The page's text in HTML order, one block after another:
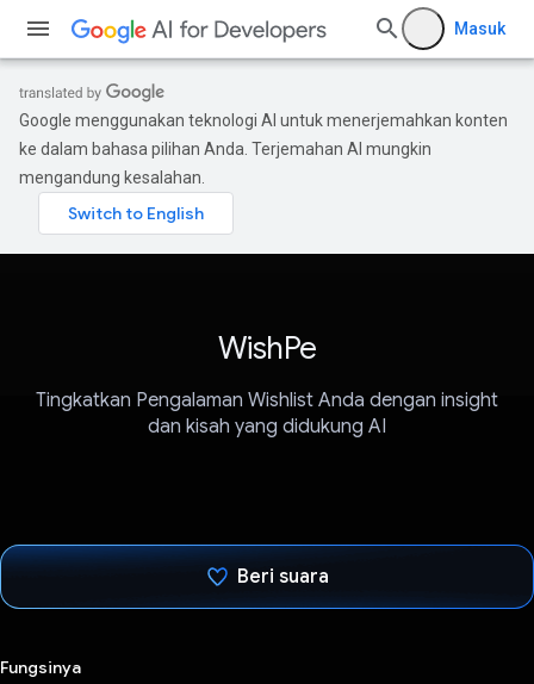
Masuk
Google menggunakan teknologi AI untuk menerjemahkan konten
ke dalam bahasa pilihan Anda. Terjemahan AI mungkin
mengandung kesalahan.
WishPe
Tingkatkan Pengalaman Wishlist Anda dengan insight
dan kisah yang didukung AI
Beri suara
Fungsinya